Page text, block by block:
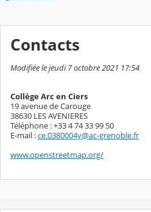
Contacts
Modifiée le jeudi 7 octobre 2021 17:54
Collège Arc en Ciers
19 avenue de Carouge
38630 LES AVENIERES
Téléphone : +33 4 74 33 99 50
E-mail :ce.0380004y@ac-grenoble.fr
www.openstreetmap.org/